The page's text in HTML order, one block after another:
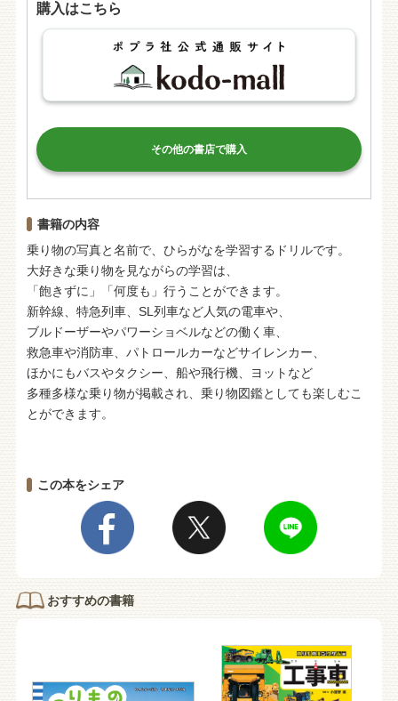
購入はこちら
その他の書店で購入
書籍の内容
乗り物の写真と名前で、ひらがなを学習するドリルです。
大好きな乗り物を見ながらの学習は、
「飽きずに」「何度も」行うことができます。
新幹線、特急列車、SL列車など人気の電車や、
ブルドーザーやパワーショベルなどの働く車、
救急車や消防車、パトロールカーなどサイレンカー、
ほかにもバスやタクシー、船や飛行機、ヨットなど
多種多様な乗り物が掲載され、乗り物図鑑としても楽しむこ
とができます。
この本をシェア
おすすめの書籍